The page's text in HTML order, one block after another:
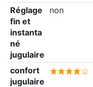
Réglage
fin et
instanta
né
jugulaire
non
confort
jugulaire